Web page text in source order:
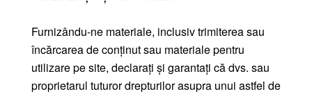
Furnizându-ne materiale, inclusiv trimiterea sau
încărcarea de conținut sau materiale pentru
utilizare pe site, declarați și garantați că dvs. sau
proprietarul tuturor drepturilor asupra unui astfel de